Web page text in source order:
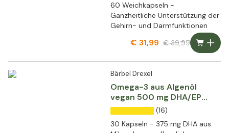
60 Weichkapseln -
Ganzheitliche Unterstützung der
Gehirn- und Darmfunktionen
€ 31,99 € 39,99
Bärbel Drexel
Omega-3 aus Algenöl
vegan 500 mg DHA/EPA
Kapseln
(16)
30 Kapseln - 375 mg DHA aus